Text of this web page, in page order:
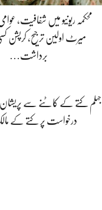
محکمہ ریونیو میں شفافیت،
میرٹ اولین ترجیح، کرپشن
برداشت…
جہلم کتے کے کاٹنے سے پریشان
درخواست پر کتے کے